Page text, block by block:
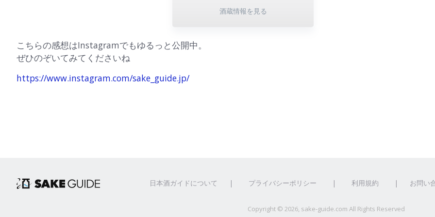
酒蔵情報を見る
こちらの感想はInstagramでもゆるっと公開中。
ぜひのぞいてみてくださいね
https://www.instagram.com/sake_guide.jp/
日本酒ガイドについて | プライバシーポリシー | 利用規約 | お問い
Copyright © 2026, sake-guide.com All Rights Reserved